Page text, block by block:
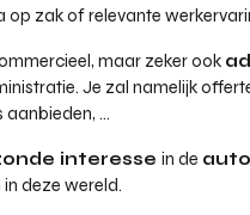
zak of relevante
maar zeker ook
Je zal namelijk
...
interesse in de
deze wereld.